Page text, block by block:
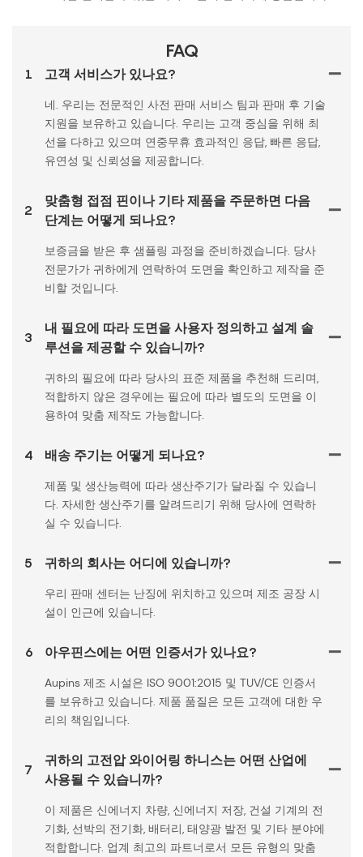
FAQ
1 고객 서비스가 있나요?
네. 우리는 전문적인 사전 판매 서비스 팀과 판매 후 기술
지원을 보유하고 있습니다. 우리는 고객 중심을 위해 최
선을 다하고 있으며 연중무휴 효과적인 응답, 빠른 응답,
유연성 및 신뢰성을 제공합니다.
2
맞춤형 접점 핀이나 기타 제품을 주문하면 다음
단계는 어떻게 되나요?
보증금을 받은 후 샘플링 과정을 준비하겠습니다. 당사
전문가가 귀하에게 연락하여 도면을 확인하고 제작을 준
비할 것입니다.
3
내 필요에 따라 도면을 사용자 정의하고 설계 솔
루션을 제공할 수 있습니까?
귀하의 필요에 따라 당사의 표준 제품을 추천해 드리며,
적합하지 않은 경우에는 필요에 따라 별도의 도면을 이
용하여 맞춤 제작도 가능합니다.
4 배송 주기는 어떻게 되나요?
제품 및 생산능력에 따라 생산주기가 달라질 수 있습니
다. 자세한 생산주기를 알려드리기 위해 당사에 연락하
실 수 있습니다.
5 귀하의 회사는 어디에 있습니까?
우리 판매 센터는 난징에 위치하고 있으며 제조 공장 시
설이 인근에 있습니다.
6 아우핀스에는 어떤 인증서가 있나요?
Aupins 제조 시설은 ISO 9001:2015 및 TUV/CE 인증서
를 보유하고 있습니다. 제품 품질은 모든 고객에 대한 우
리의 책임입니다.
7
귀하의 고전압 와이어링 하니스는 어떤 산업에
사용될 수 있습니까?
이 제품은 신에너지 차량, 신에너지 저장, 건설 기계의 전
기화, 선박의 전기화, 배터리, 태양광 발전 및 기타 분야에
적합합니다. 업계 최고의 파트너로서 모든 유형의 맞춤